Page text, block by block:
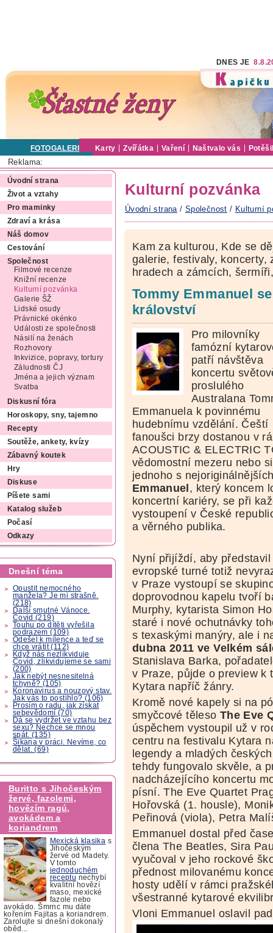
DNES JE
FOTOGALERIE Karty Zvířátka Vaření Naštvalo vás
Reklama:
Úvodní strana
Život a vztahy
Pro maminky
Zdraví a krása
Náš domov
Cestování
Společnost
Filmové recenze
Knižní recenze
Kulturní pozvánka
Galerie ŠŽ
Lidské osudy
Právnické okénko
Události ze společnosti
Násilí na ženách
Rozhovory
Inkvizice, popravy, tortury
Záludnosti ČJ
Jména a jejich význam
Svatba
Diskusní fóra
Horoskopy, sny, tajemno
Recepty
Soutěže, ankety, kvízy
Zábavný koutek
Hry
Diskuse
Píšete sami
Katalog služeb
Počasí
Odkazy
Dnešní téma
Opustit nemocného
manžela? Je mi strašně.
(218)
Další smutné Vánoce.
Covid (219)
Touhu po dítěti vyřešila
podrazem (109)
Odešel k milence a teď se
chce vrátit (112)
Když nás nezlikviduje
Covid, zlikvidujeme se sami
(200)
Jak nebýt nesnesitelná
tchyně? (105)
Koronavirus a nouzový stav.
Jak vás to postihlo? (106)
Prosím o radu, jak získat
sebevědomí (70)
Dá se vydržet ve vztahu bez
sexu? Nechce se mnou
spát. (135)
Šikana v práci. Nevíme, co
dělat. (69)
Buritto s Jihočeským
žervé, fazolemi,
hovězím ragú,
avokádem a
koriandrem
Mexická klasika s
Jihočeským
žervé od Madety.
V tomto
jednoduchém
receptu nechybí
kvalitní hovězí
maso, mexické
fazole nebo
avokádo. Šmrnc mu dáte
kořením Fajitas a koriandrem.
Zarolujte si dnešní dokonalý
oběd...
Kulturní pozvánka
Úvodní strana / Společnost / Kulturní
Kam za kulturou, Kde se
galerie, festivaly,
hradech a zámcích,
Tommy Emmanuel
království
Pro milovníky
famózní
patří návštěva
koncertu
proslulého
Australana
Emmanuela k povinnému
hudebnímu vzdělání. Čeští
fanoušci brzy dostanou v
ACOUSTIC & ELECTRIC
vědomostní mezeru nebo
jednoho s
Emmanuel, který koncem
koncertní kariéry, se při
vystoupení v České
a věrného publika.
Nyní přijíždí, aby
evropské turné totiž
v Praze vystoupí se
doprovodnou kapelu tvoří
Murphy, kytarista Simon
staré i nové ochutnávky
s texaskými manýry, ale i
dubna 2011 ve Velkém
Stanislava Barka,
v Praze, půjde o preview k
Kytara napříč žánry.
Kromě nové kapely si na
smyčcové těleso The Eve
úspěchem vystoupil už v
centru na festivalu Kytara
legendy a mladých
tehdy fungovalo skvěle, a
nadcházejícího koncertu
písní. The Eve Quartet
Hořovská (1. housle),
Peřinová (viola), Petra
Emmanuel dostal před
člena The Beatles, Sira
vyučoval v jeho rockové
přednost milovanému
hosty udělí v rámci
všestranné kytarové
Vloni Emmanuel oslavil